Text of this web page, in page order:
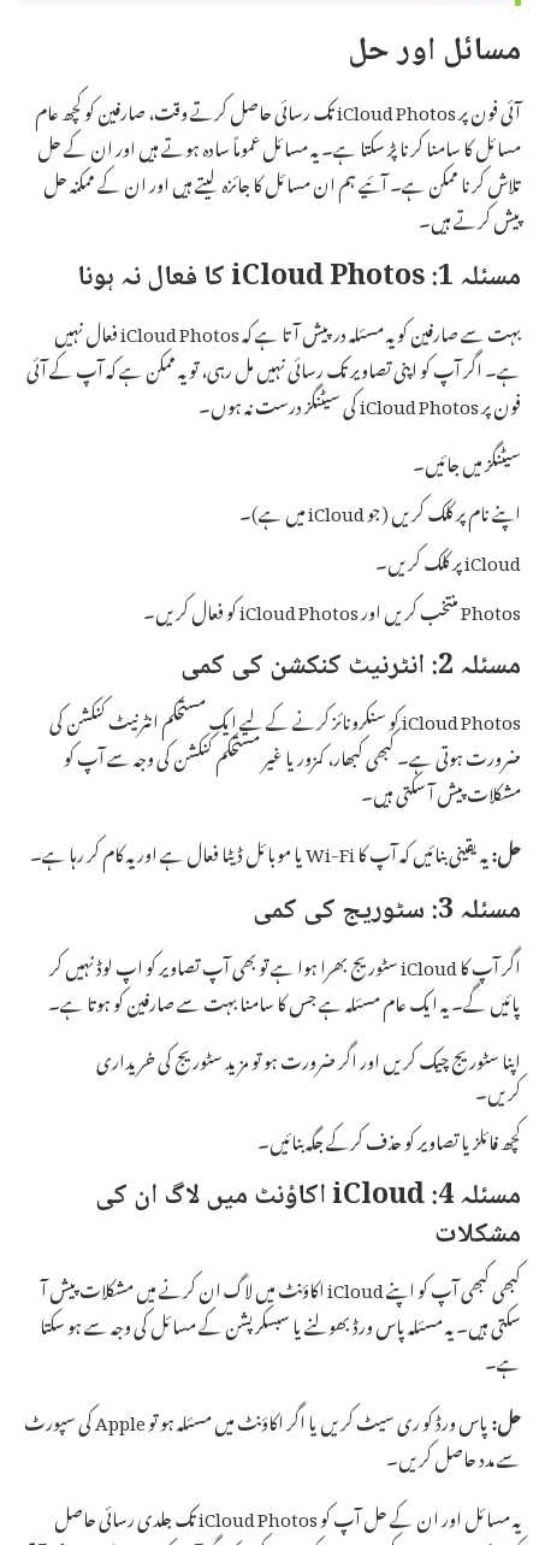
مسائل اور حل
آئی فون پر iCloud Photos تک رسائی حاصل کرتے وقت، صارفین کو کچھ عام
مسائل کا سامنا کرنا پڑ سکتا ہے۔ یہ مسائل عموماً سادہ ہوتے ہیں اور ان کے حل
تلاش کرنا ممکن ہے۔ آئیے ہم ان مسائل کا جائزہ لیتے ہیں اور ان کے ممکنہ حل
پیش کرتے ہیں۔
مسئلہ 1: iCloud Photos کا فعال نہ ہونا
بہت سے صارفین کو یہ مسئلہ درپیش آتا ہے کہ iCloud Photos فعال نہیں
ہے۔ اگر آپ کو اپنی تصاویر تک رسائی نہیں مل رہی، تو یہ ممکن ہے کہ آپ کے آئی
فون پر iCloud Photos کی سیٹنگز درست نہ ہوں۔
سیٹنگز میں جائیں۔
اپنے نام پر کلک کریں (جو iCloud میں ہے)۔
iCloud پر کلک کریں۔
Photos منتخب کریں اور iCloud Photos کو فعال کریں۔
مسئلہ 2: انٹرنیٹ کنکشن کی کمی
iCloud Photos کو سنکرونائز کرنے کے لیے ایک مستحکم انٹرنیٹ کنکشن کی
ضرورت ہوتی ہے۔ کبھی کبھار، کمزور یا غیر مستحکم کنکشن کی وجہ سے آپ کو
مشکلات پیش آ سکتی ہیں۔
حل:یہ یقینی بنائیں کہ آپ کا Wi-Fi یا موبائل ڈیٹا فعال ہے اور یہ کام کر رہا ہے۔
مسئلہ 3: سٹوریج کی کمی
اگر آپ کا iCloud سٹوریج بھرا ہوا ہے تو بھی آپ تصاویر کو اپ لوڈ نہیں کر
پائیں گے۔ یہ ایک عام مسئلہ ہے جس کا سامنا بہت سے صارفین کو ہوتا ہے۔
اپنا سٹوریج چیک کریں اور اگر ضرورت ہو تو مزید سٹوریج کی خریداری
کریں۔
کچھ فائلز یا تصاویر کو حذف کرکے جگہ بنائیں۔
مسئلہ 4: iCloud اکاؤنٹ میں لاگ ان کی
مشکلات
کبھی کبھی آپ کو اپنے iCloud اکاؤنٹ میں لاگ ان کرنے میں مشکلات پیش آ
سکتی ہیں۔ یہ مسئلہ پاس ورڈ بھولنے یا سبسکرپشن کے مسائل کی وجہ سے ہو سکتا
ہے۔
حل:
پاس ورڈ کو ری سیٹ کریں یا اگر اکاؤنٹ میں مسئلہ ہو تو Apple کی سپورٹ
سے مدد حاصل کریں۔
یہ مسائل اور ان کے حل آپ کو iCloud Photos تک جلدی رسائی حاصل